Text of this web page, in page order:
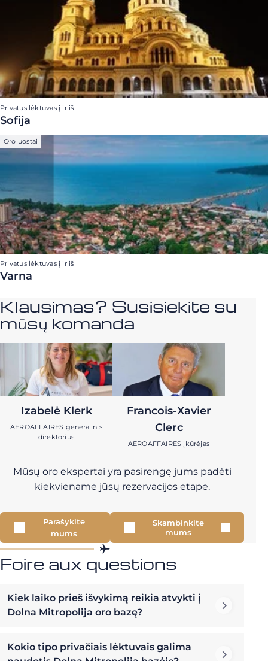
Privatus lėktuvas į ir iš
Sofija
Oro uostai
Privatus lėktuvas į ir iš
Varna
Klausimas? Susisiekite su
mūsų komanda
Izabelė Klerk
AEROAFFAIRES generalinis
direktorius
Francois-Xavier
Clerc
AEROAFFAIRES įkūrėjas
Mūsų oro ekspertai yra pasirengę jums padėti
kiekviename jūsų rezervacijos etape.
Parašykite
mums
Skambinkite
mums
Foire aux questions
Kiek laiko prieš išvykimą reikia atvykti į
Dolna Mitropolija oro bazę?
Kokio tipo privačiais lėktuvais galima